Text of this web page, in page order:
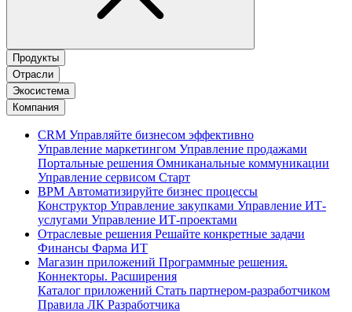
Продукты
Отрасли
Экосистема
Компания
CRM Управляйте бизнесом эффективно
Управление маркетингом Управление продажами
Портальные решения Омниканальные коммуникации
Управление сервисом Старт
BPM Автоматизируйте бизнес процессы
Конструктор Управление закупками Управление ИТ-
услугами Управление ИТ-проектами
Отраслевые решения Решайте конкретные задачи
Финансы Фарма ИТ
Магазин приложений Программные решения.
Коннекторы. Расширения
Каталог приложений Стать партнером-разработчиком
Правила ЛК Разработчика